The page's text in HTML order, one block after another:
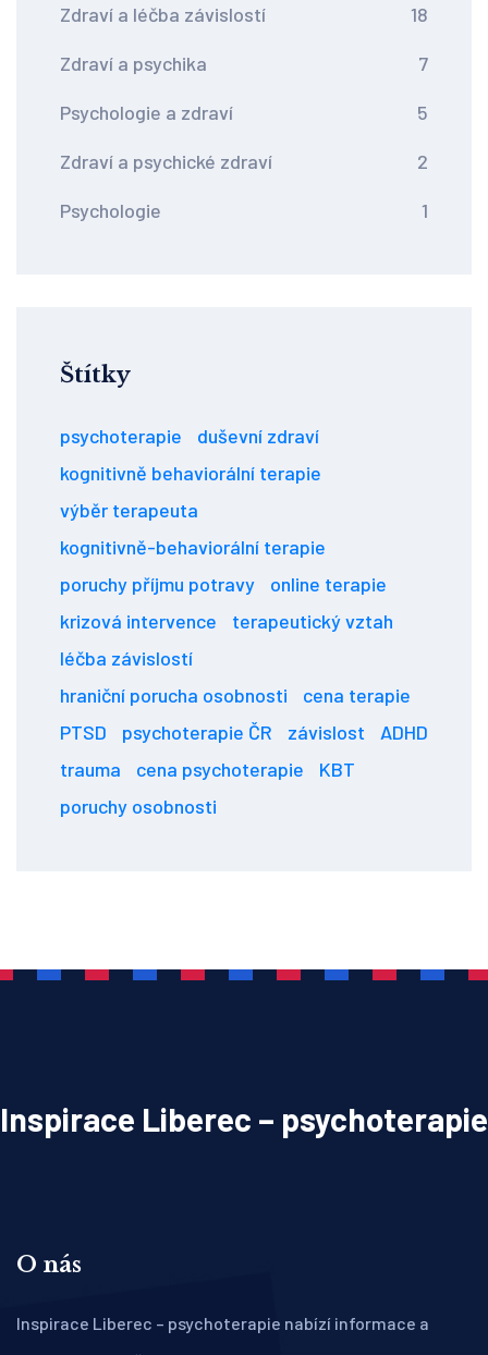
Zdraví a léčba závislostí 18
Zdraví a psychika 7
Psychologie a zdraví 5
Zdraví a psychické zdraví 2
Psychologie 1
Štítky
psychoterapie
duševní zdraví
kognitivně behaviorální terapie
výběr terapeuta
kognitivně-behaviorální terapie
poruchy příjmu potravy
online terapie
krizová intervence
terapeutický vztah
léčba závislostí
hraniční porucha osobnosti
cena terapie
PTSD
psychoterapie ČR závislost
ADHD
trauma
cena psychoterapie
KBT
poruchy osobnosti
Inspirace Liberec – psychoterapie
O nás
Inspirace Liberec – psychoterapie nabízí informace a